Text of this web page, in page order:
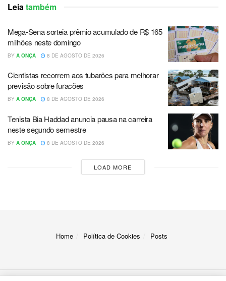
Leia também
Mega-Sena sorteia prêmio acumulado de R$ 165
milhões neste domingo
BY A ONÇA 8 DE AGOSTO DE 2026
Cientistas recorrem aos tubarões para melhorar
previsão sobre furacões
BY A ONÇA 8 DE AGOSTO DE 2026
Tenista Bia Haddad anuncia pausa na carreira
neste segundo semestre
BY A ONÇA 8 DE AGOSTO DE 2026
LOAD MORE
Home Política de Cookies Posts